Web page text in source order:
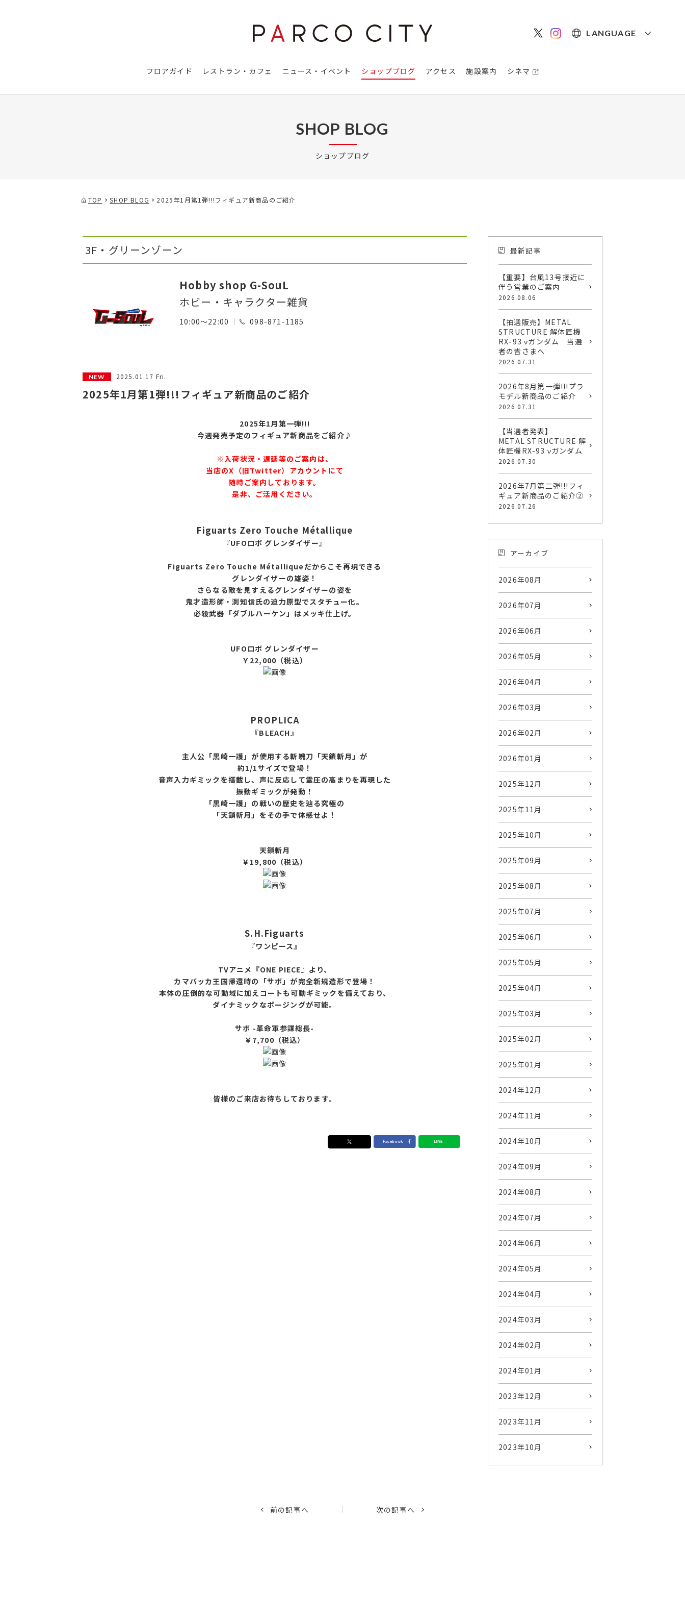
LANGUAGE
フロアガイド レストラン・カフェ ニュース・イベント ショップブログ アクセス 施設案内 シネマ
SHOP BLOG
ショップブログ
TOP SHOP BLOG 2025年1月第1弾!!!フィギュア新商品のご紹介
3F・グリーンゾーン
Hobby shop G-SouL
ホビー・キャラクター雑貨
10:00～22:00 098-871-1185
2025.01.17 Fri.
2025年1月第1弾!!!フィギュア新商品のご紹介
2025年1月第一弾!!!
今週発売予定のフィギュア新商品をご紹介♪
※入荷状況・遅延等のご案内は、
当店のX（旧Twitter）アカウントにて
随時ご案内しております。
是非、ご活用ください。
Figuarts Zero Touche Métallique
『UFOロボ グレンダイザー』
Figuarts Zero Touche Métalliqueだからこそ再現でき る
グレンダイザーの雄姿！
さらなる敵を見すえるグレンダイザーの姿を
鬼才造形師・渕知信氏の迫力原型でスタチュー化。
必殺武器「ダブルハーケン」はメッキ仕上げ。
UFOロボ グレンダイザー
￥22,000（税込）
PROPLICA
『BLEACH』
主人公「黒崎一護」が使用する斬魄刀「天鎖斬月」が
約1/1サイズで登場！
音声入力ギミックを搭載し、声に反応して霊圧の高まりを再現した
振動ギミックが発動！
「黒崎一護」の戦いの歴史を辿る究極の
「天鎖斬月」をその手で体感せよ！
天鎖斬月
￥19,800 （税込）
S.H.Figuarts
『ワンピース』
TVアニメ『ONE PIECE』より、
カマバッカ王国帰還時の「サボ」が完全新規造形で登場！
本体の圧倒的な可動域に加えコートも可動ギミックを備えており、
ダイナミックなポージングが可能。
サボ -革命軍参謀総長-
￥7,700（税込）
皆様のご来店お待ちしております。
最新記事
【重要】台風13号接近に
伴う営業のご案内
2026.08.06
【抽選販売】METAL
STRUCTURE 解体匠機
RX-93 νガンダム 当選
者の皆さまへ
2026.07.31
2026年8月第一弾!!!プラ
モデル新商品のご紹介
2026.07.31
【当選者発表】
METAL STRUCTURE 解
体匠機RX-93 νガンダム
2026.07.30
2026年7月第二弾!!!フィ
ギュア新商品のご紹介②
2026.07.26
アーカイブ
2026年08月
2026年07月
2026年06月
2026年05月
2026年04月
2026年03月
2026年02月
2026年01月
2025年12月
2025年11月
2025年10月
2025年09月
2025年08月
2025年07月
2025年06月
2025年05月
2025年04月
2025年03月
2025年02月
2025年01月
2024年12月
2024年11月
2024年10月
2024年09月
2024年08月
2024年07月
2024年06月
2024年05月
2024年04月
2024年03月
2024年02月
2024年01月
2023年12月
2023年11月
2023年10月
前の記事へ 次の記事へ